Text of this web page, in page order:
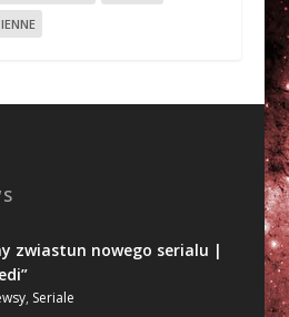
zwiastun nowego serialu |
, Seriale